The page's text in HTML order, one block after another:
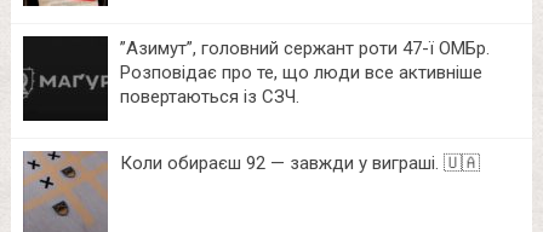
⁨”Азимут”, головний сержант роти 47-ї ОМБр.
Розповідає про те, що люди все активніше
повертаються із СЗЧ.
Коли обираєш 92 — завжди у виграші. 🇺🇦